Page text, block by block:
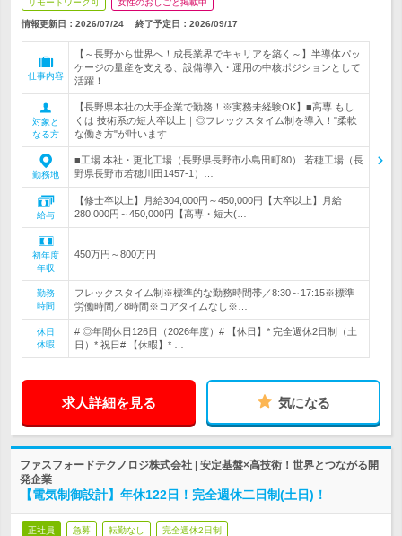
リモートワーク可 女性のおしごと掲載中
情報更新日：2026/07/24 終了予定日： 2026/09/17
仕事内容
【～長野から世界へ！成長業界でキャリアを築く～】半導体パッ
ケージの量産を支える、設備導入・運用の中核ポジションとして
活躍！
対象と
なる方
【長野県本社の大手企業で勤務！※実務未経験OK】■高専 もし
くは 技術系の短大卒以上｜◎フレックスタイム制を導入！"柔軟
な働き方"が叶います
勤務地
■工場 本社・更北工場（長野県長野市小島田町80） 若穂工場（長
野県長野市若穂川田1457-1）…
給与
【修士卒以上】月給304,000円～450,000円【大卒以上】月給
280,000円～450,000円【高専・短大(…
初年度
年収
450万円～800万円
勤務
時間
フレックスタイム制※標準的な勤務時間帯／8:30～17:15※標準
労働時間／8時間※コアタイムなし※…
休日
休暇
# ◎年間休日126日（2026年度）# 【休日】* 完全週休2日制（土
日）* 祝日# 【休暇】* …
求人詳細を見る 気になる
ファスフォードテクノロジ株式会社 | 安定基盤×高技術！世界とつながる開
発企業
【電気制御設計】年休122日！完全週休二日制(土日)！
正社員 急募 転勤なし 完全週休2日制